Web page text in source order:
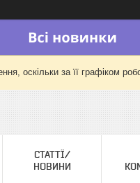
оскільки за її графіком
СТАТТЇ/
НОВИНИ